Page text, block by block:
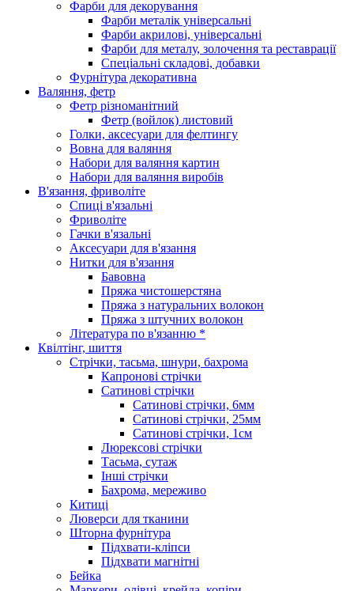
Фарби для декорування
Фарби металік універсальні
Фарби акрилові, універсальні
Фарби для металу, золочення та реставрації
Спеціальні складові, добавки
Фурнітура декоративна
Валяння, фетр
Фетр різноманітний
Фетр (войлок) листовий
Голки, аксесуари для фелтингу
Вовна для валяння
Набори для валяння картин
Набори для валяння виробів
В'язання, фриволіте
Спиці в'язальні
Фриволіте
Гачки в'язальні
Аксесуари для в'язання
Нитки для в'язання
Бавовна
Пряжа чистошерстяна
Пряжа з натуральних волокон
Пряжа з штучних волокон
Література по в'язанню *
Квілтінг, шиття
Стрічки, тасьма, шнури, бахрома
Капронові стрічки
Сатинові стрічки
Сатинові стрічки, 6мм
Сатинові стрічки, 25мм
Сатинові стрічки, 1см
Люрексові стрічки
Тасьма, сутаж
Інші стрічки
Бахрома, мереживо
Китиці
Люверси для тканини
Шторна фурнітура
Підхвати-кліпси
Підхвати магнітні
Бейка